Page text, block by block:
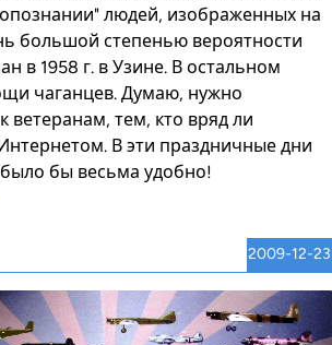
людей, изображенных на
большой степенью вероятности
в 1958 г. в Узине. В остальном
чаганцев. Думаю, нужно
ветеранам, тем, кто вряд ли
В эти праздничные дни
было бы весьма удобно!
2009-12-23